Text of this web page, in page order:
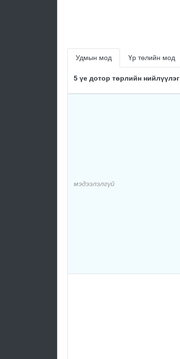
Удмын мод Үр төлийн мод
5 үе дотор төрлийн
мэдээлэлгүй